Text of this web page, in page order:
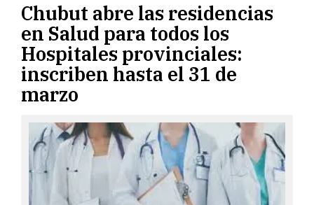
Chubut abre las residencias
en Salud para todos los
Hospitales provinciales:
inscriben hasta el 31 de
marzo